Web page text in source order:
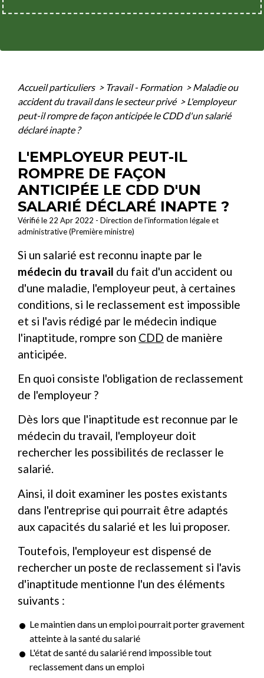
Accueil particuliers > Travail - Formation > Maladie ou
accident du travail dans le secteur privé > L'employeur
peut-il rompre de façon anticipée le CDD d'un salarié
déclaré inapte ?
L'EMPLOYEUR PEUT-IL
ROMPRE DE FAÇON
ANTICIPÉE LE CDD D'UN
SALARIÉ DÉCLARÉ INAPTE ?
Vérifié le 22 Apr 2022 - Direction de l'information légale et
administrative (Première ministre)
Si un salarié est reconnu inapte par le
médecin du travail du fait d'un accident ou
d'une maladie, l'employeur peut, à certaines
conditions, si le reclassement est impossible
et si l'avis rédigé par le médecin indique
l'inaptitude, rompre son CDD de manière
anticipée.
En quoi consiste l'obligation de reclassement
de l'employeur ?
Dès lors que l'inaptitude est reconnue par le
médecin du travail, l'employeur doit
rechercher les possibilités de reclasser le
salarié.
Ainsi, il doit examiner les postes existants
dans l'entreprise qui pourrait être adaptés
aux capacités du salarié et les lui proposer.
Toutefois, l'employeur est dispensé de
rechercher un poste de reclassement si l'avis
d'inaptitude mentionne l'un des éléments
suivants :
Le maintien dans un emploi pourrait porter gravement
atteinte à la santé du salarié
L'état de santé du salarié rend impossible tout
reclassement dans un emploi